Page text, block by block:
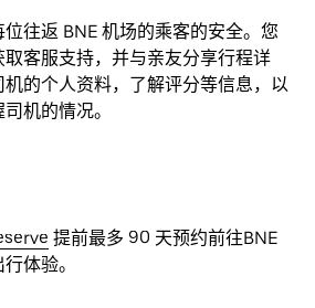
往返 BNE 机场的乘客的安全。您
客服支持，并与亲友分享行程详
的个人资料，了解评分等信息，以
机的情况。
提前最多 90 天预约前往BNE
体验。